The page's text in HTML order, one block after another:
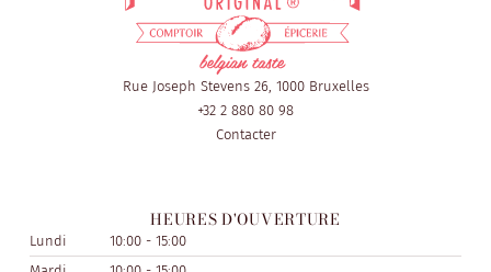
Rue Joseph Stevens 26, 1000 Bruxelles
+32 2 880 80 98
Contacter
HEURES D'OUVERTURE
Lundi
10:00 - 15:00